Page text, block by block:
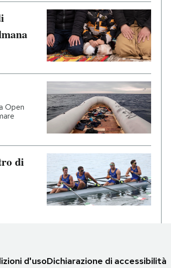
Open
di
d'usoDichiarazione di accessibilità